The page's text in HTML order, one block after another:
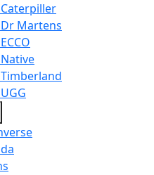
Martens